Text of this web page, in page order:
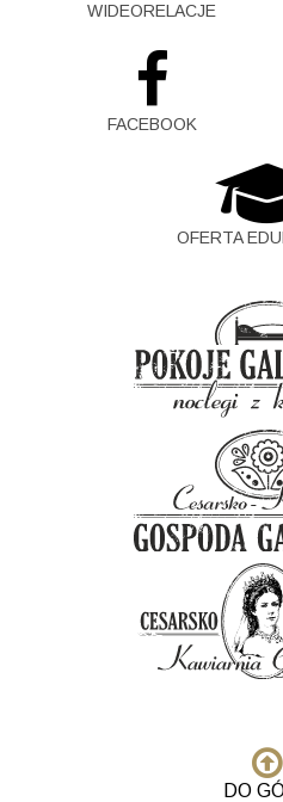
WIDEORELACJE
FACEBOOK
OFERTA
DO